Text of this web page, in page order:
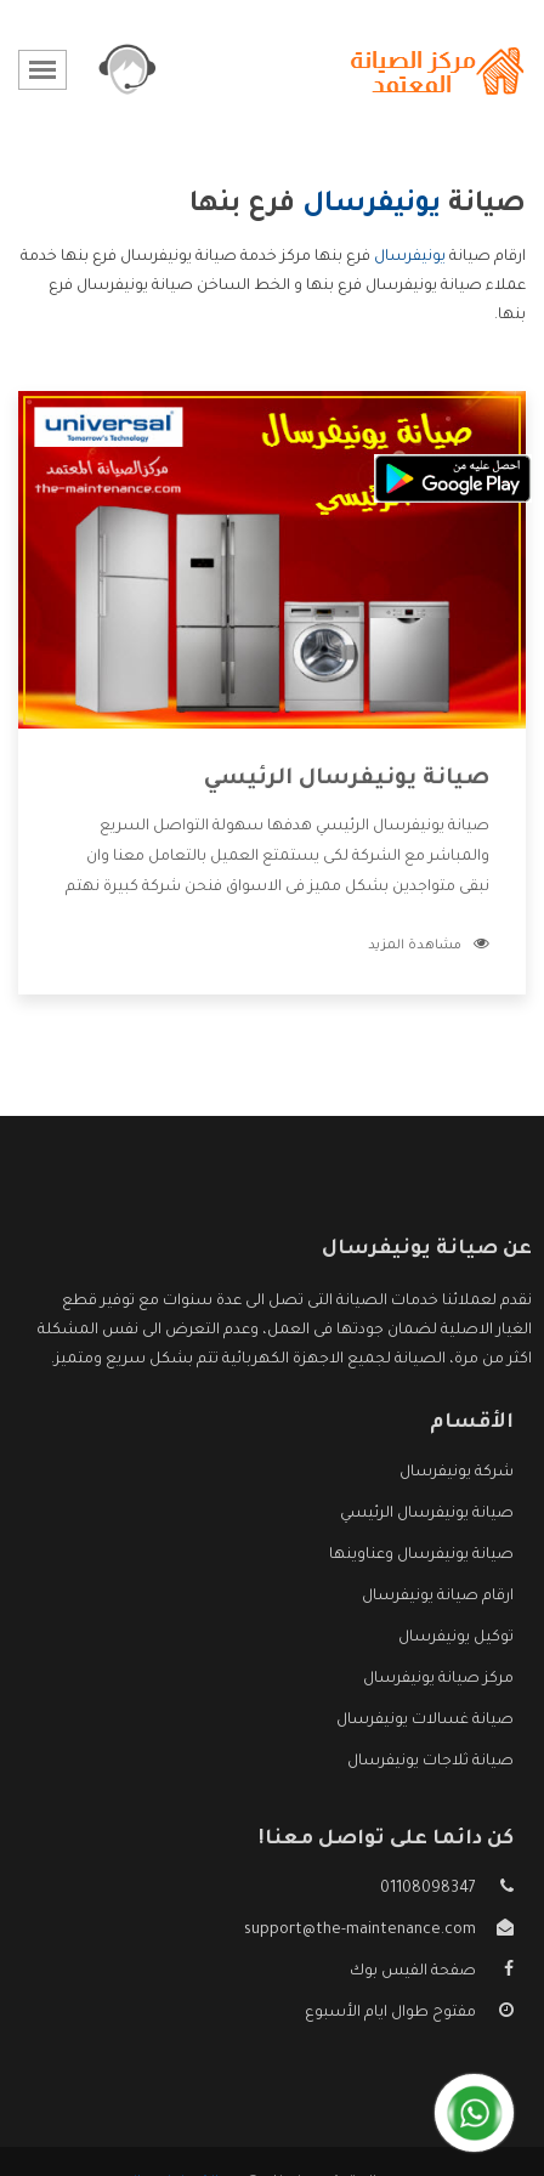
صيانة يونيفرسال فرع بنها
ارقام صيانة يونيفرسال فرع بنها مركز خدمة صيانة يونيفرسال فرع بنها خدمة
عملاء صيانة يونيفرسال فرع بنها و الخط الساخن صيانة يونيفرسال فرع
بنها.
صيانة يونيفرسال الرئيسي
صيانة يونيفرسال الرئيسي هدفها سهولة التواصل السريع
والمباشر مع الشركة لكى يستمتع العميل بالتعامل معنا وان
نبقى متواجدين بشكل مميز فى الاسواق فنحن شركة كبيرة نهتم
الشركة بها والتى تكون منها خدمة الصيانة التى تكون من أهم
مشاهدة المزيد
عن صيانة يونيفرسال
نقدم لعملائنا خدمات الصيانة التى تصل الى عدة سنوات مع توفير قطع
الغيار الاصلية لضمان جودتها فى العمل، وعدم التعرض الى نفس المشكلة
اكثر من مرة، الصيانة لجميع الاجهزة الكهربائية تتم بشكل سريع ومتميز.
الأقسام
شركة يونيفرسال
صيانة يونيفرسال الرئيسي
صيانة يونيفرسال وعناوينها
ارقام صيانة يونيفرسال
توكيل يونيفرسال
مركز صيانة يونيفرسال
صيانة غسالات يونيفرسال
صيانة ثلاجات يونيفرسال
كن دائما على تواصل معنا!
01108098347
support@the-maintenance.com
صفحة الفيس بوك
مفتوح طوال ايام الأسبوع